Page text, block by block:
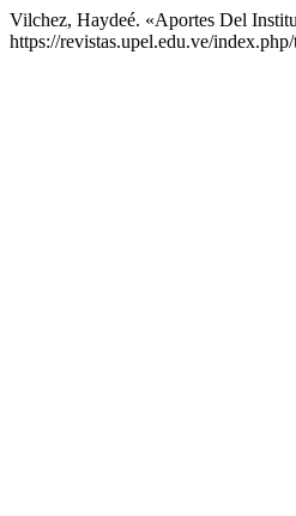
Vilchez, Haydeé. «Aportes Del
https://revistas.upel.edu.ve/